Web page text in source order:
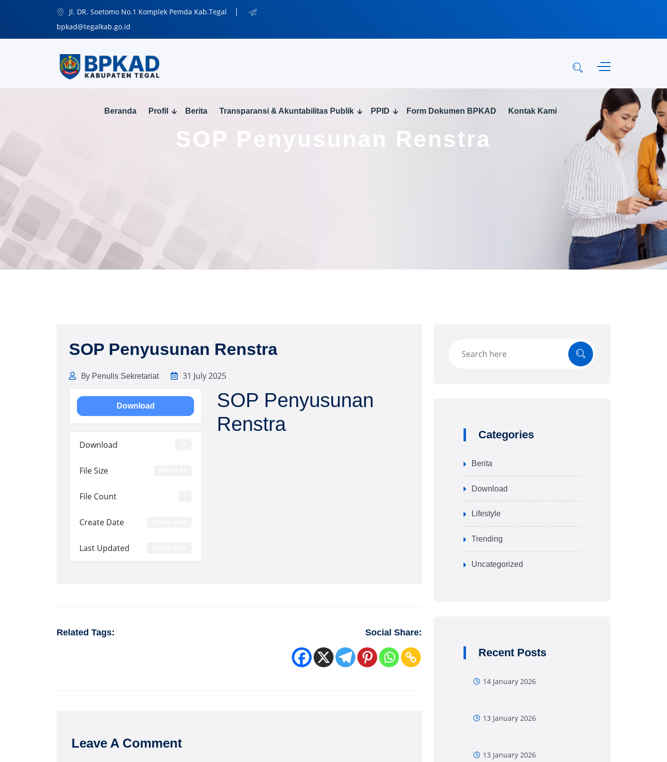
Jl. DR. Soetomo No.1 Komplek Pemda Kab.Tegal
bpkad@tegalkab.go.id
Beranda Profil Berita Transparansi & Akuntabilitas Publik PPID Form Dokumen BPKAD Kontak Kami
SOP Penyusunan Renstra
SOP Penyusunan Renstra
By Penulis Sekretariat 31 July 2025
Download
Download
File Size
File Count
Create Date
Last Updated
SOP Penyusunan
Renstra
Related Tags: Social Share:
Leave A Comment
Categories
Berita
Download
Lifestyle
Trending
Uncategorized
Recent Posts
14 January 2026
13 January 2026
13 January 2026